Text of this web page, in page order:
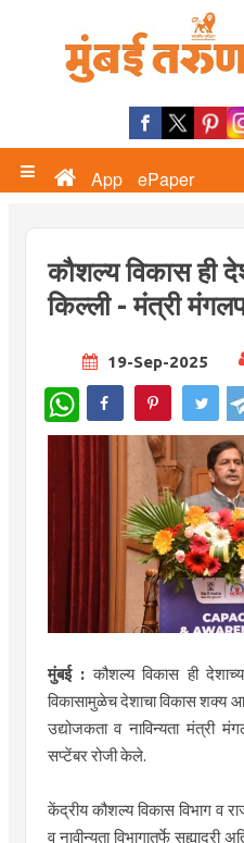
App ePaper
कौशल्य विकास ही
किल्ली - मंत्री
19-Sep-2025
WhatsApp
मुंबई : कौशल्य विकास ही
विकासामुळेच देशाचा विकास शक्य
उद्योजकता व नाविन्यता मंत्री
सप्टेंबर रोजी केले.
केंद्रीय कौशल्य विकास विभाग व
व नावीन्यता विभागातर्फे सह्याद्री